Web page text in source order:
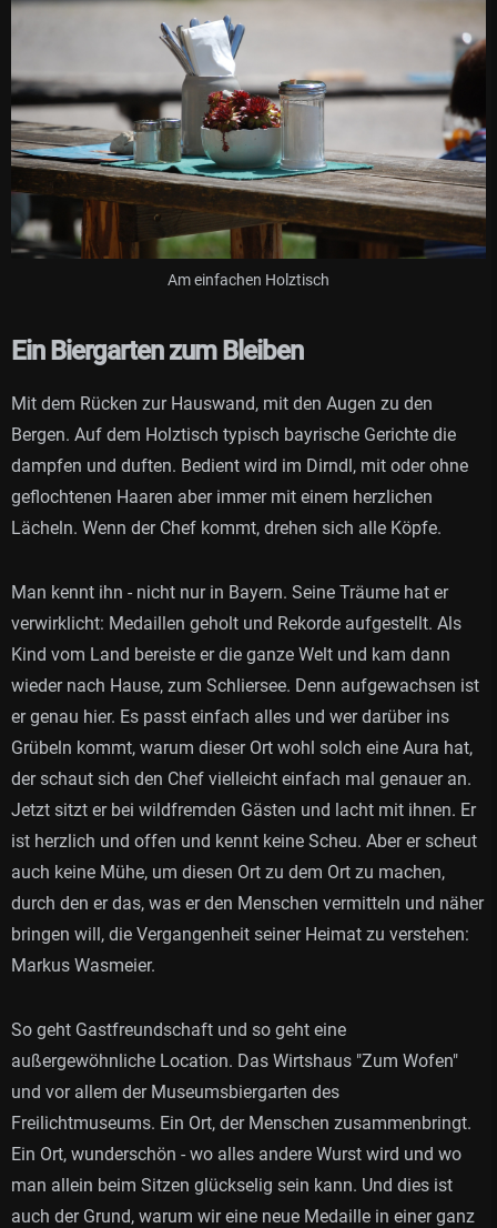
Am einfachen Holztisch
Ein Biergarten zum Bleiben
Mit dem Rücken zur Hauswand, mit den Augen zu den
Bergen. Auf dem Holztisch typisch bayrische Gerichte die
dampfen und duften. Bedient wird im Dirndl, mit oder ohne
geflochtenen Haaren aber immer mit einem herzlichen
Lächeln. Wenn der Chef kommt, drehen sich alle Köpfe.
Man kennt ihn - nicht nur in Bayern. Seine Träume hat er
verwirklicht: Medaillen geholt und Rekorde aufgestellt. Als
Kind vom Land bereiste er die ganze Welt und kam dann
wieder nach Hause, zum Schliersee. Denn aufgewachsen ist
er genau hier. Es passt einfach alles und wer darüber ins
Grübeln kommt, warum dieser Ort wohl solch eine Aura hat,
der schaut sich den Chef vielleicht einfach mal genauer an.
Jetzt sitzt er bei wildfremden Gästen und lacht mit ihnen. Er
ist herzlich und offen und kennt keine Scheu. Aber er scheut
auch keine Mühe, um diesen Ort zu dem Ort zu machen,
durch den er das, was er den Menschen vermitteln und näher
bringen will, die Vergangenheit seiner Heimat zu verstehen:
Markus Wasmeier.
So geht Gastfreundschaft und so geht eine
außergewöhnliche Location. Das Wirtshaus "Zum Wofen"
und vor allem der Museumsbiergarten des
Freilichtmuseums. Ein Ort, der Menschen zusammenbringt.
Ein Ort, wunderschön - wo alles andere Wurst wird und wo
man allein beim Sitzen glückselig sein kann. Und dies ist
auch der Grund, warum wir eine neue Medaille in einer ganz